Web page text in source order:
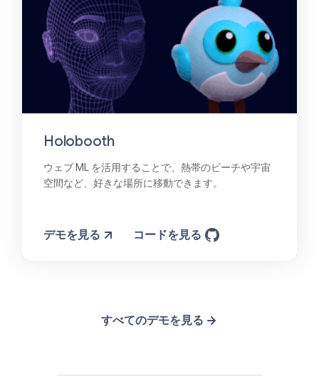
Holobooth
ウェブ ML を活用することで、熱帯のビーチや宇宙
空間など、好きな場所に移動できます。
デモを見る コードを見る
すべてのデモを見る